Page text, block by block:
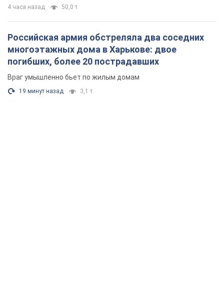
4 часа назад 50,0 т.
Российская армия обстреляла два соседних
многоэтажных дома в Харькове: двое
погибших, более 20 пострадавших
Враг умышленно бьет по жилым домам
19 минут назад 3,1 т.